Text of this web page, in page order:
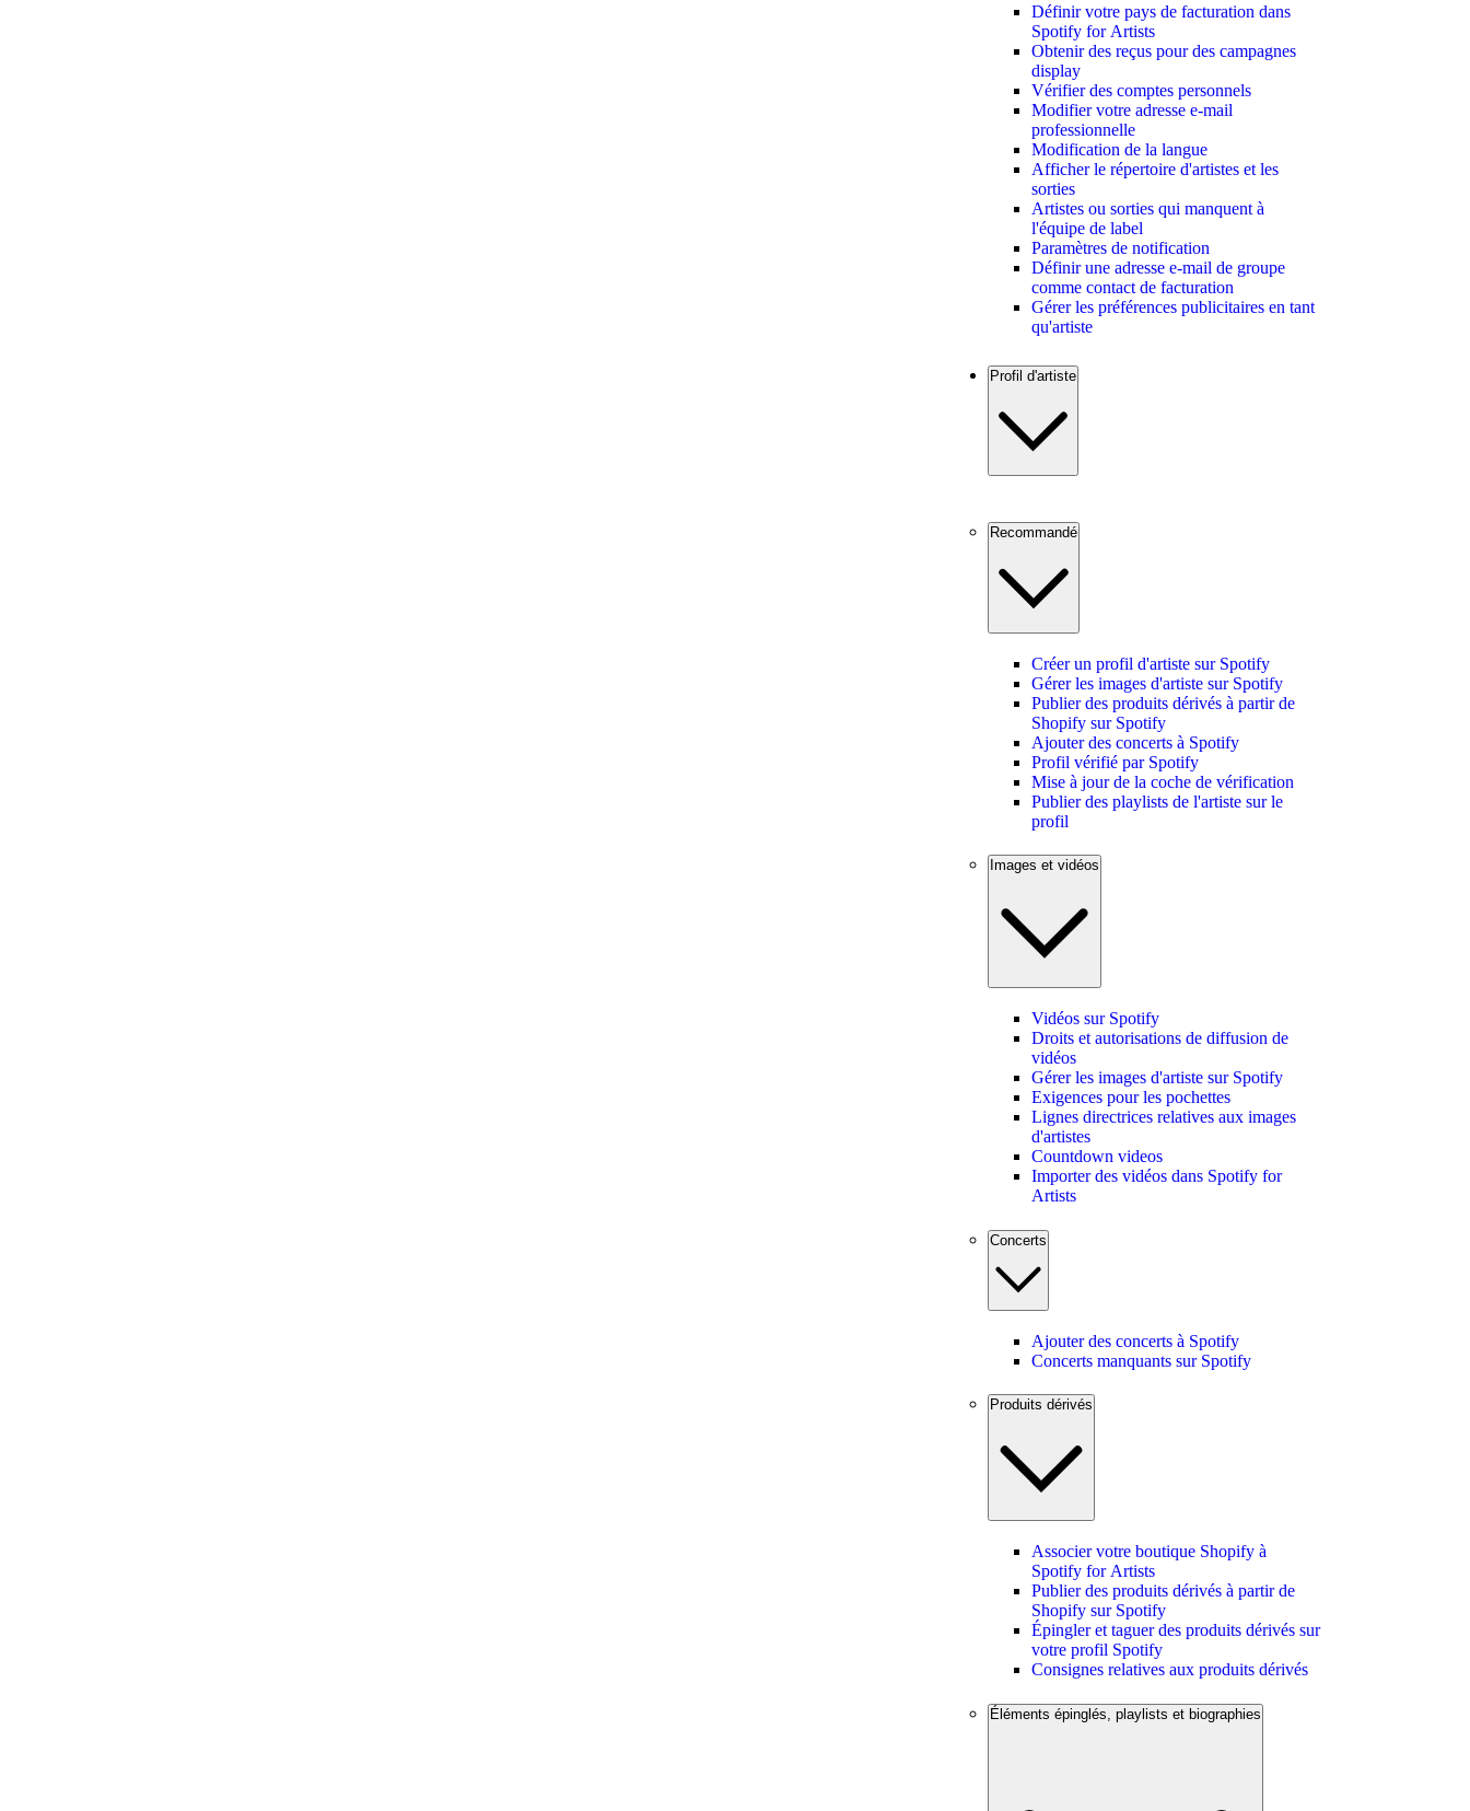
Définir votre pays de facturation dans
Spotify for Artists
Obtenir des reçus pour des campagnes
display
Vérifier des comptes personnels
Modifier votre adresse e-mail
professionnelle
Modification de la langue
Afficher le répertoire d'artistes et les
sorties
Artistes ou sorties qui manquent à
l'équipe de label
Paramètres de notification
Définir une adresse e-mail de groupe
comme contact de facturation
Gérer les préférences publicitaires en tant
qu'artiste
Profil d'artiste
Recommandé
Créer un profil d'artiste sur Spotify
Gérer les images d'artiste sur Spotify
Publier des produits dérivés à partir de
Shopify sur Spotify
Ajouter des concerts à Spotify
Profil vérifié par Spotify
Mise à jour de la coche de vérification
Publier des playlists de l'artiste sur le
profil
Images et vidéos
Vidéos sur Spotify
Droits et autorisations de diffusion de
vidéos
Gérer les images d'artiste sur Spotify
Exigences pour les pochettes
Lignes directrices relatives aux images
d'artistes
Countdown videos
Importer des vidéos dans Spotify for
Artists
Concerts
Ajouter des concerts à Spotify
Concerts manquants sur Spotify
Produits dérivés
Associer votre boutique Shopify à
Spotify for Artists
Publier des produits dérivés à partir de
Shopify sur Spotify
Épingler et taguer des produits dérivés sur
votre profil Spotify
Consignes relatives aux produits dérivés
Éléments épinglés, playlists et biographies